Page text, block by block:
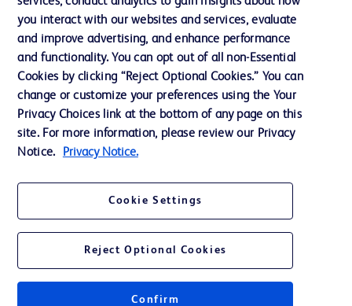
Éthique et conformité
Assistance
Nous contacter
Préférences en matière de cookies
Confidentialité
Accessibilité du site Web
© 2026 BD. Tous droits réservés. BD et le logo de BD sont des marques
you interact with our websites and services, evaluate
and improve advertising, and enhance performance
and functionality. You can opt out of all non-Essential
Cookies by clicking “Reject Optional Cookies.” You can
change or customize your preferences using the Your
Privacy Choices link at the bottom of any page on this
site. For more information, please review our Privacy
Notice.
Privacy Notice.
Cookie Settings
Reject Optional Cookies
Confirm